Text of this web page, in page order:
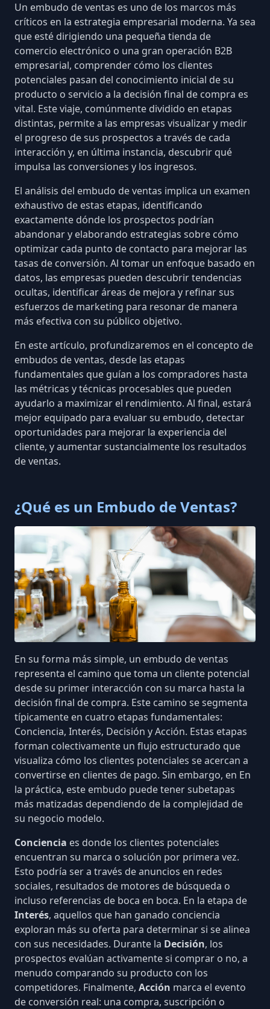
Un embudo de ventas es uno de los marcos más
críticos en la estrategia empresarial moderna. Ya sea
que esté dirigiendo una pequeña tienda de
comercio electrónico o una gran operación B2B
empresarial, comprender cómo los clientes
potenciales pasan del conocimiento inicial de su
producto o servicio a la decisión final de compra es
vital. Este viaje, comúnmente dividido en etapas
distintas, permite a las empresas visualizar y medir
el progreso de sus prospectos a través de cada
interacción y, en última instancia, descubrir qué
impulsa las conversiones y los ingresos.
El análisis del embudo de ventas implica un examen
exhaustivo de estas etapas, identificando
exactamente dónde los prospectos podrían
abandonar y elaborando estrategias sobre cómo
optimizar cada punto de contacto para mejorar las
tasas de conversión. Al tomar un enfoque basado en
datos, las empresas pueden descubrir tendencias
ocultas, identificar áreas de mejora y refinar sus
esfuerzos de marketing para resonar de manera
más efectiva con su público objetivo.
En este artículo, profundizaremos en el concepto de
embudos de ventas, desde las etapas
fundamentales que guían a los compradores hasta
las métricas y técnicas procesables que pueden
ayudarlo a maximizar el rendimiento. Al final, estará
mejor equipado para evaluar su embudo, detectar
oportunidades para mejorar la experiencia del
cliente, y aumentar sustancialmente los resultados
de ventas.
¿Qué es un Embudo de Ventas?
En su forma más simple, un embudo de ventas
representa el camino que toma un cliente potencial
desde su primer interacción con su marca hasta la
decisión final de compra. Este camino se segmenta
típicamente en cuatro etapas fundamentales:
Conciencia, Interés, Decisión y Acción. Estas etapas
forman colectivamente un flujo estructurado que
visualiza cómo los clientes potenciales se acercan a
convertirse en clientes de pago. Sin embargo, en En
la práctica, este embudo puede tener subetapas
más matizadas dependiendo de la complejidad de
su negocio modelo.
Conciencia es donde los clientes potenciales
encuentran su marca o solución por primera vez.
Esto podría ser a través deanuncios en redes
sociales, resultados de motores de búsqueda o
incluso referencias de boca en boca. En la etapa de
Interés, aquellos que han ganado conciencia
exploran más su oferta para determinar si se alinea
con sus necesidades. Durante la Decisión, los
prospectos evalúan activamente si comprar o no, a
menudo comparando su producto con los
competidores. Finalmente, Acción marca el evento
de conversión real: una compra, suscripción o